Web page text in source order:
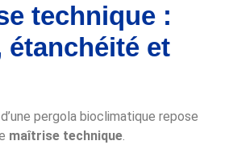
technique :
étanchéité et
pergola bioclimatique repose
maîtrise technique.